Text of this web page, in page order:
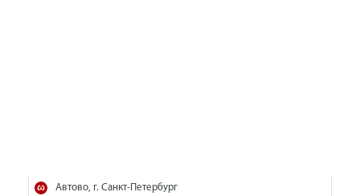
Автово, г. Санкт-Петербург